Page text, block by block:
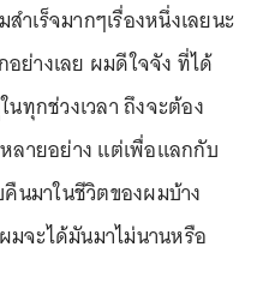
ำเร็จมากๆเรื่องหนึ่งเลยนะ
ย่างเลย ผมดีใจจัง ที่ได้
นทุกช่วงเวลา ถึงจะต้อง
ลายอย่าง แต่เพื่อแลกกับ
นมาในชีวิตของผมบ้าง
จะได้มันมาไม่นานหรือ